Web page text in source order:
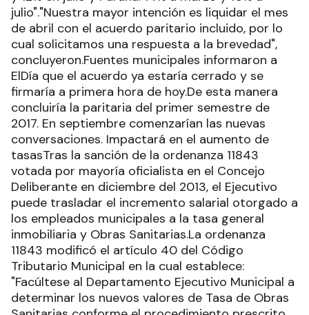
julio"."Nuestra mayor intención es liquidar el mes
de abril con el acuerdo paritario incluido, por lo
cual solicitamos una respuesta a la brevedad",
concluyeron.Fuentes municipales informaron a
ElDía que el acuerdo ya estaría cerrado y se
firmaría a primera hora de hoy.De esta manera
concluiría la paritaria del primer semestre de
2017. En septiembre comenzarían las nuevas
conversaciones. Impactará en el aumento de
tasasTras la sanción de la ordenanza 11843
votada por mayoría oficialista en el Concejo
Deliberante en diciembre del 2013, el Ejecutivo
puede trasladar el incremento salarial otorgado a
los empleados municipales a la tasa general
inmobiliaria y Obras Sanitarias.La ordenanza
11843 modificó el artículo 40 del Código
Tributario Municipal en la cual establece:
"Facúltese al Departamento Ejecutivo Municipal a
determinar los nuevos valores de Tasa de Obras